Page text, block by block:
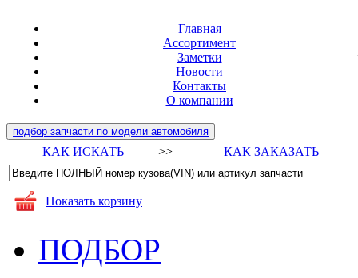
Главная
Ассортимент
Заметки
Новости
Контакты
О компании
подбор запчасти по модели автомобиля
КАК ИСКАТЬ >> КАК ЗАКАЗАТЬ
Показать корзину
ПОДБОР